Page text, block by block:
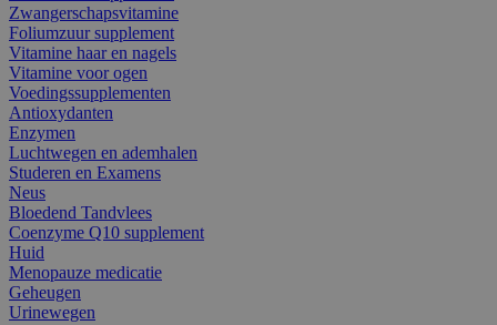
Zwangerschapsvitamine
Foliumzuur supplement
Vitamine haar en nagels
Vitamine voor ogen
Voedingssupplementen
Antioxydanten
Enzymen
Luchtwegen en ademhalen
Studeren en Examens
Neus
Bloedend Tandvlees
Coenzyme Q10 supplement
Huid
Menopauze medicatie
Geheugen
Urinewegen